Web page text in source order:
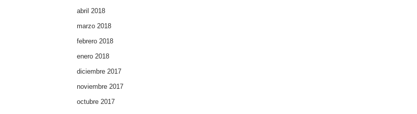
abril 2018
marzo 2018
febrero 2018
enero 2018
diciembre 2017
noviembre 2017
octubre 2017